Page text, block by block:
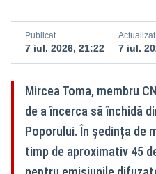
Publicat
7 iul. 2026, 21:22
Actualizat
7 iul.
Mircea Toma, membru
de a încerca să închidă
Poporului. În ședința de
timp de aproximativ 45